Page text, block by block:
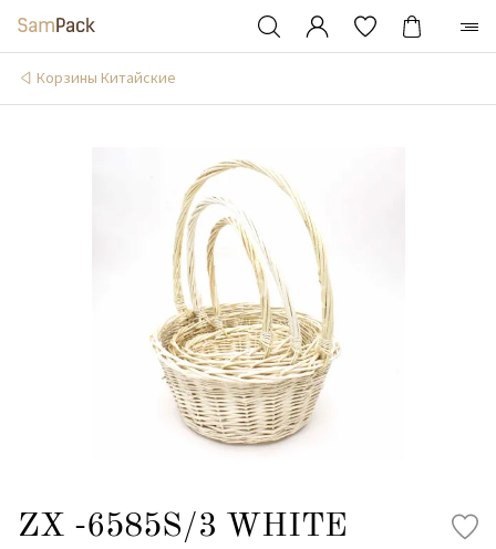
Корзины Китайские
ZX -6585S/3 WHITE